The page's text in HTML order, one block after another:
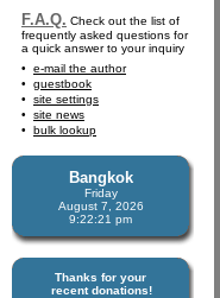
F.A.Q. Check out the list of
frequently asked questions for
a quick answer to your inquiry
e-mail the author
guestbook
site settings
site news
bulk lookup
Bangkok
Friday
August 7, 2026
9:22:22 pm
Thanks for your
recent donations!